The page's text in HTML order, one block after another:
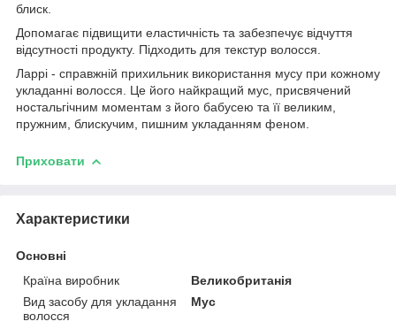
блиск.
Допомагає підвищити еластичність та забезпечує відчуття
відсутності продукту. Підходить для текстур волосся.
Ларрі - справжній прихильник використання мусу при кожному
укладанні волосся. Це його найкращий мус, присвячений
ностальгічним моментам з його бабусею та її великим,
пружним, блискучим, пишним укладанням феном.
Приховати
Характеристики
Основні
Країна виробник
Великобританія
Вид засобу для укладання
волосся
Мус